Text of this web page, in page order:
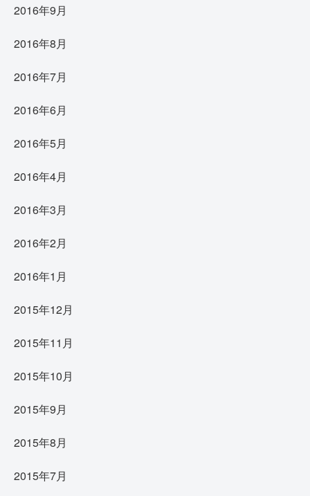
2016年9月
2016年8月
2016年7月
2016年6月
2016年5月
2016年4月
2016年3月
2016年2月
2016年1月
2015年12月
2015年11月
2015年10月
2015年9月
2015年8月
2015年7月